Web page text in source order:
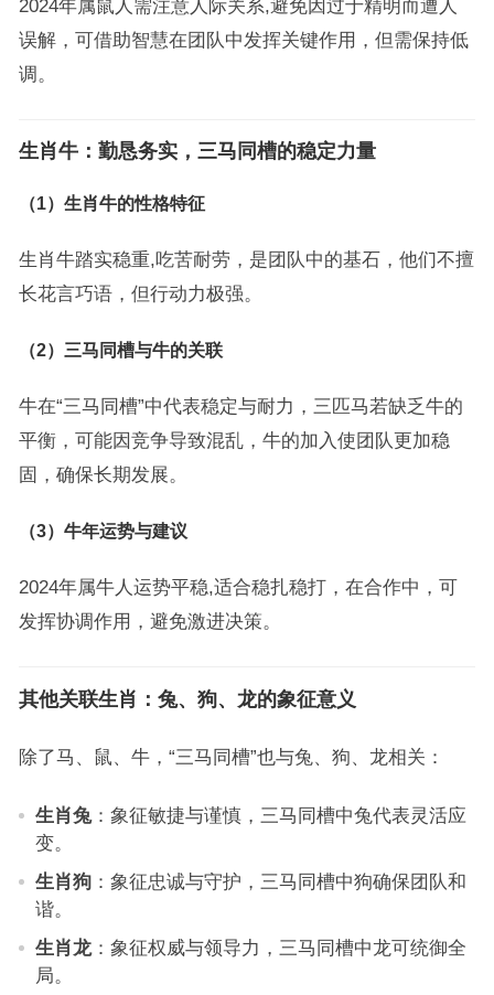
2024年属鼠人需注意人际关系,避免因过于精明而遭人
误解，可借助智慧在团队中发挥关键作用，但需保持低
调。
生肖牛：勤恳务实，三马同槽的稳定力量
（1）生肖牛的性格特征
生肖牛踏实稳重,吃苦耐劳，是团队中的基石，他们不擅
长花言巧语，但行动力极强。
（2）三马同槽与牛的关联
牛在“三马同槽”中代表稳定与耐力，三匹马若缺乏牛的
平衡，可能因竞争导致混乱，牛的加入使团队更加稳
固，确保长期发展。
（3）牛年运势与建议
2024年属牛人运势平稳,适合稳扎稳打，在合作中，可
发挥协调作用，避免激进决策。
其他关联生肖：兔、狗、龙的象征意义
除了马、鼠、牛，“三马同槽”也与兔、狗、龙相关：
生肖兔 ：象征敏捷与谨慎，三马同槽中兔代表灵活应
变。
生肖狗：象征忠诚与守护，三马同槽中狗确保团队和
谐。
生肖龙：象征权威与领导力，三马同槽中龙可统御全
局。